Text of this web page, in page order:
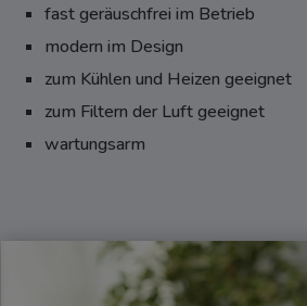
fast geräuschfrei im Betrieb
modern im Design
zum Kühlen und Heizen geeignet
zum Filtern der Luft geeignet
wartungsarm